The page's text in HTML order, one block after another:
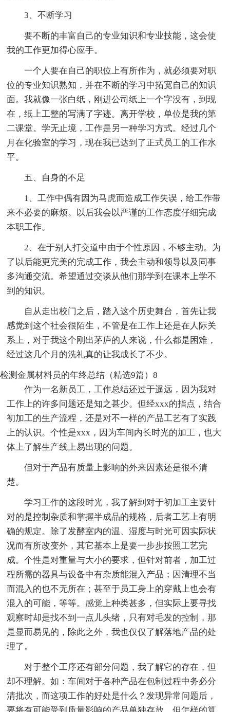
3、不断学习
要不断的丰富自己的专业知识和专业技能，这会使
我的工作更加得心应手。
一个人要在自己的职位上有所作为，就必须要对职
位的专业知识熟知，并在不断的学习中拓宽自己的知识
面。我就像一张白纸，刚进公司纸上一个字没有，到现
在，纸上工整的写满了字迹。离开学校，单位是我的第
二课堂。学无止境，工作是另一种学习方式。经过几个
月在化验室的学习，现在我已达到了正式员工的工作水
平。
五、自身的不足
1、工作中偶有因为马虎而造成工作失误，给工作带
来不必要的麻烦。以后我会以严谨的工作态度仔细完成
本职工作。
2、在于别人打交道中由于个性原因，不够主动。为
了以后能更完美的完成工作，我会主动和领导以及同事
多沟通交流。希望通过交谈从他们那学到在课本上学不
到的知识。
自从走出校门之后，踏入这个历史舞台，首先让我
感觉到这个社会很陌生，不管是在工作上还是在人际关
系上，对于我这个刚出茅庐的人来说，什么都是困难，
经过这几个月的洗礼真的让我成长了不少。
检测金属材料员的年终总结（精选9篇）8
作为一名新员工，工作总结还过于遥远，因为我对
工作上的许多问题还是知之甚少。但经xxx的指点，结合
初加工的生产流程，还是对不一样的产品工艺有了实践
上的认识。个性是xxx，因为车间内长时光的加工，也大
体上了解生产线上易出现的问题。
但对于产品有质量上影响的外来因素还是很不清
楚。
学习工作的这段时光，我了解到对于初加工主要针
对的是控制杂质和掌握半成品的规格，后者工艺上有明
确的规定。除了发酵室内的温、湿度与时光可因实际状
况而有所改变外，其它基本上是要一步步按照工艺完
成。个性是对重量与大小的要求，但针对前者，加工过
程所需的器具与设备中有杂质能混入产品；因清理不当
而混入的也不无所在；甚至于员工身上的穿戴上也会有
混入的可能，等等。感觉上种类甚多，但实际上要寻找
观察时却是找不到一点儿头绪，只有对毛发的控制，那
是显而易见的，除此之外，我也仅仅了解落地产品的处
理了。
对于整个工序还有部分问题，我了解它的存在，但
却不理解。如：车间对于各种产品在包制过程中务必分
清批次，而这项工作的好处是什么？发现异常问题后，
要将有可能受到质量影响的产品单独存放，但怎样的算